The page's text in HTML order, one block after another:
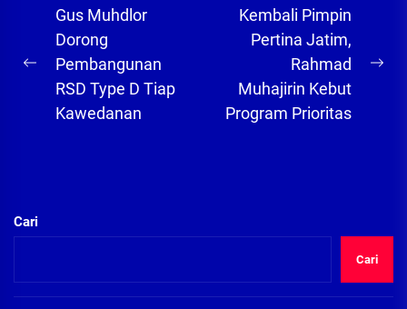
Navigasi
pos
Previous
post:
Gus Muhdlor
Dorong
Pembangunan
RSD Type D Tiap
Kawedanan
Kembali Pimpin
Pertina Jatim,
Rahmad
Muhajirin Kebut
Program Prioritas
Cari
Cari